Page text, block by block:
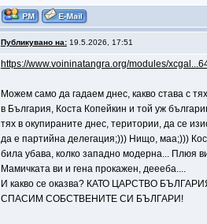
Публикувано на:19.5.2026, 17:51
https://www.voininatangra.org/modules/
Можем само да гадаем днес, какво става с
в България, Коста Копейкин и той уж
тях в окупираните днес, територии, да се
да е партийна делегация;))) Нищо, маа;)))
била убава, колко западно модерна... Плюя
Мамичката ви и гена прокажен, деееба....
И какво се оказва? КАТО ЦАРСТВО
СПАСИМ СОБСТВЕНИТЕ СИ БЪЛГАРИ!